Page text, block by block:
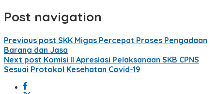
Post navigation
Previous post SKK Migas Percepat Proses Pengadaan
Barang dan Jasa
Next post Komisi II Apresiasi Pelaksanaan SKB CPNS
Sesuai Protokol Kesehatan Covid-19